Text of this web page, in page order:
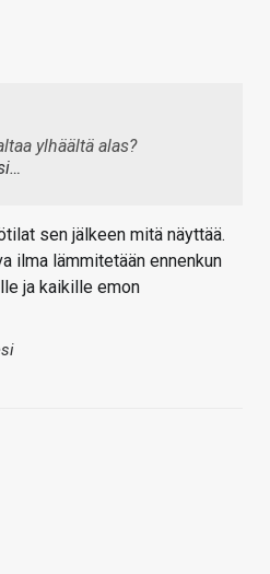
ylhäältä alas?
sen jälkeen mitä näyttää.
ilma lämmitetään ennenkun
ja kaikille emon